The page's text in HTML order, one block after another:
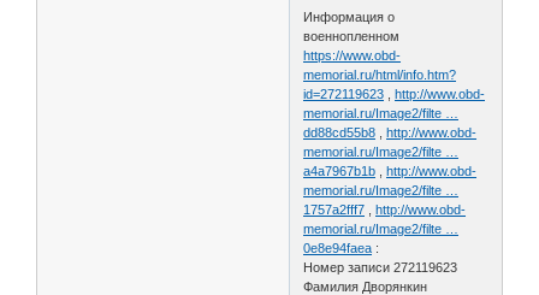
Информация о
военнопленном
https://www.obd-
memorial.ru/html/info.htm?
id=272119623 ,http://www.obd-
memorial.ru/Image2/filte …
dd88cd55b8 ,http://www.obd-
memorial.ru/Image2/filte …
a4a7967b1b ,http://www.obd-
memorial.ru/Image2/filte …
1757a2fff7 ,http://www.obd-
memorial.ru/Image2/filte …
0e8e94faea :
Номер записи 272119623
Фамилия Дворянкин